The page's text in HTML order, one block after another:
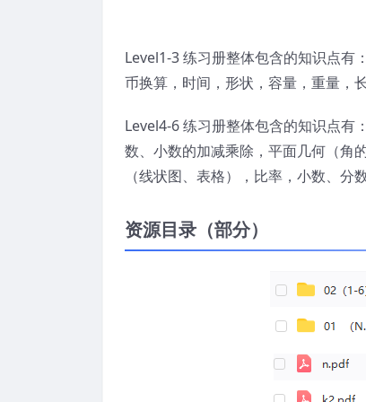
Level1-3 练习册整体包含的知识点有
币换算，时间，形状，容量，重量，
Level4-6 练习册整体包含的知识点有
数、小数的加减乘除，平面几何（角
（线状图、表格），比率，小数、分
资源目录（部分）